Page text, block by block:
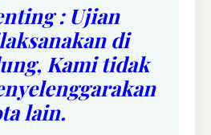
: Ujian
di
Kami tidak
lain.